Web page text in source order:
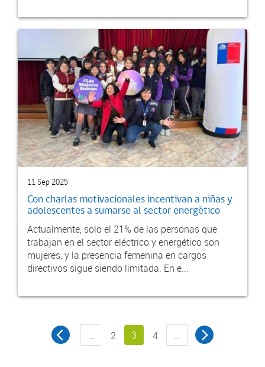
11 Sep 2025
Con charlas motivacionales incentivan a niñas y
adolescentes a sumarse al sector energético
Actualmente, solo el 21% de las personas que
trabajan en el sector eléctrico y energético son
mujeres, y la presencia femenina en cargos
directivos sigue siendo limitada. En e...
… 2 3 4 …